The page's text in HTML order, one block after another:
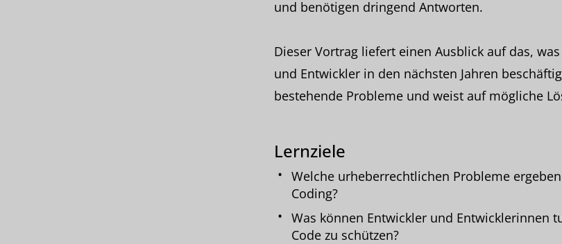
und benötigen dringend Antworten.
Dieser Vortrag liefert einen Ausblick auf das,
und Entwickler in den nächsten Jahren
bestehende Probleme und weist auf mögliche
Lernziele
Welche urheberrechtlichen Probleme
Coding?
Was können Entwickler und Entwicklerinnen
Code zu schützen?